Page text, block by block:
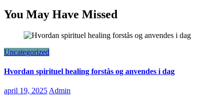
You May Have Missed
Uncategorized
Hvordan spirituel healing forstås og anvendes i dag
april 19, 2025 Admin